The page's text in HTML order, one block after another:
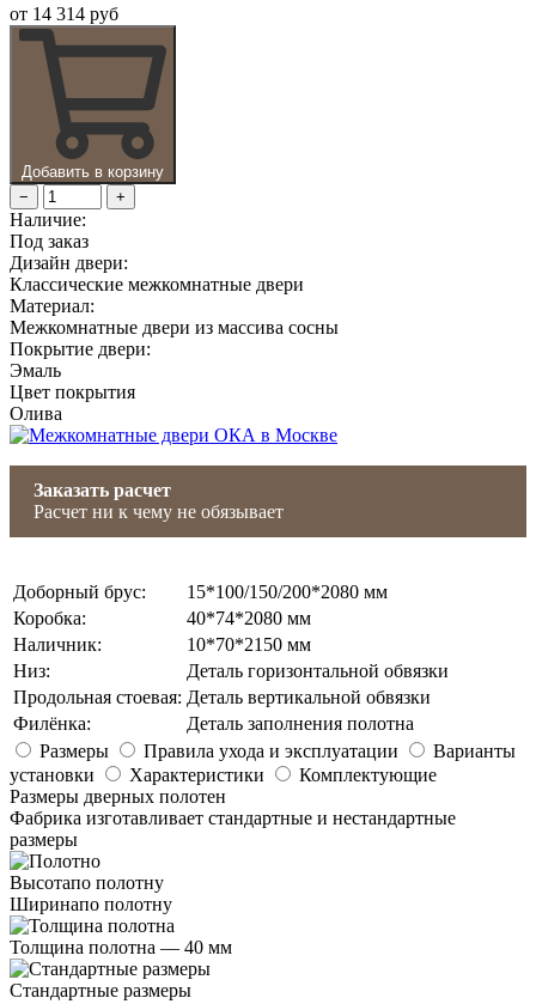
от 14 314 руб
Добавить в корзину
−
+
Наличие:
Под заказ
Дизайн двери:
Классические межкомнатные двери
Материал:
Межкомнатные двери из массива сосны
Покрытие двери:
Эмаль
Цвет покрытия
Олива
Заказать расчет
Расчет ни к чему не обязывает
Доборный брус:
15*100/150/200*2080 мм
Коробка:
40*74*2080 мм
Наличник:
10*70*2150 мм
Низ:
Деталь горизонтальной обвязки
Продольная стоевая: Деталь вертикальной обвязки
Филёнка:
Деталь заполнения полотна
Размеры
Правила ухода и эксплуатации
Варианты
установки
Характеристики
Комплектующие
Размеры дверных полотен
Фабрика изготавливает стандартные и нестандартные
размеры
Высотапо полотну
Ширинапо полотну
Толщина полотна — 40 мм
Стандартные размеры